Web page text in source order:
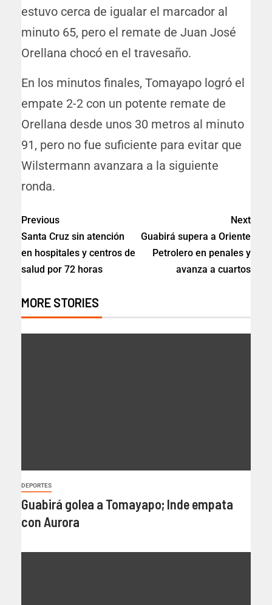
estuvo cerca de igualar el marcador al
minuto 65, pero el remate de Juan José
Orellana chocó en el travesaño.
En los minutos finales, Tomayapo logró el
empate 2-2 con un potente remate de
Orellana desde unos 30 metros al minuto
91, pero no fue suficiente para evitar que
Wilstermann avanzara a la siguiente
ronda.
Previous
Santa Cruz sin atención
en hospitales y centros de
salud por 72 horas
Next
Guabirá supera a Oriente
Petrolero en penales y
avanza a cuartos
MORE STORIES
DEPORTES
Guabirá golea a Tomayapo; Inde empata
con Aurora